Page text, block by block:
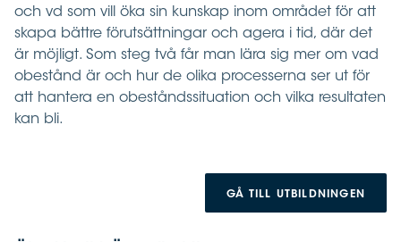
och vd som vill öka sin kunskap inom området för att
skapa bättre förutsättningar och agera i tid, där det
är möjligt. Som steg två får man lära sig mer om vad
obestånd är och hur de olika processerna ser ut för
att hantera en obeståndssituation och vilka resultaten
kan bli.
GÅ TILL UTBILDNINGEN